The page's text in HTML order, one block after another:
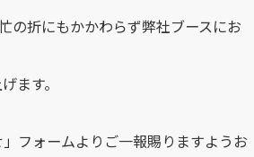
折にもかかわらず弊社ブースにお
ます。
フォームよりご一報賜りますようお